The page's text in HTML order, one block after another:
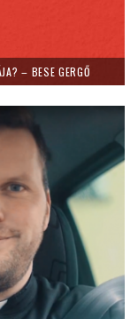
– BESE GERGŐ